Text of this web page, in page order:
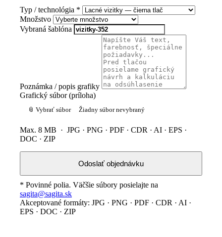
Typ / technológia *
Množstvo
Vybraná šablóna
Poznámka / popis grafiky
Grafický súbor (príloha)
📎 Vybrať súbor Žiadny súbor nevybraný
Max. 8 MB · JPG · PNG · PDF · CDR · AI · EPS ·
DOC · ZIP
Odoslať objednávku
* Povinné polia. Väčšie súbory posielajte na
sagita@sagita.sk
Akceptované formáty: JPG · PNG · PDF · CDR · AI ·
EPS · DOC · ZIP